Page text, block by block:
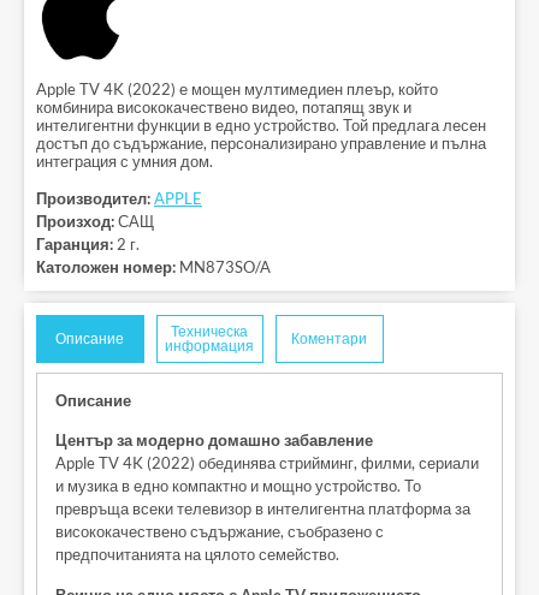
Apple TV 4K (2022) е мощен мултимедиен плеър, който
комбинира висококачествено видео, потапящ звук и
интелигентни функции в едно устройство. Той предлага лесен
достъп до съдържание, персонализирано управление и пълна
интеграция с умния дом.
Производител:APPLE
Произход:САЩ
Гаранция:2 г.
Католожен номер: MN873SO/A
Описание
Техническа
информация
Коментари
Описание
Център за модерно домашно забавление
Apple TV 4K (2022) обединява стрийминг, филми, сериали
и музика в едно компактно и мощно устройство. То
превръща всеки телевизор в интелигентна платформа за
висококачествено съдържание, съобразено с
предпочитанията на цялото семейство.